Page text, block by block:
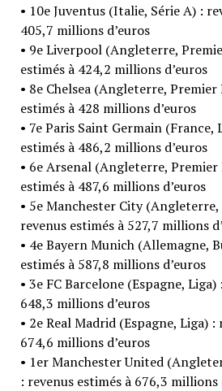
• 10e Juventus (Italie, Série A) :
405,7 millions d’euros
• 9e Liverpool (Angleterre,
estimés à 424,2 millions d’euros
• 8e Chelsea (Angleterre, Premier
estimés à 428 millions d’euros
• 7e Paris Saint Germain (France,
estimés à 486,2 millions d’euros
• 6e Arsenal (Angleterre, Premier
estimés à 487,6 millions d’euros
• 5e Manchester City (Angleterre,
revenus estimés à 527,7 millions
• 4e Bayern Munich (Allemagne,
estimés à 587,8 millions d’euros
• 3e FC Barcelone (Espagne,
648,3 millions d’euros
• 2e Real Madrid (Espagne, Liga) :
674,6 millions d’euros
• 1er Manchester United
: revenus estimés à 676,3 millions